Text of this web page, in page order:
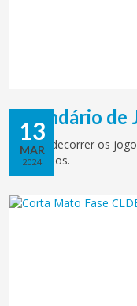
13
MAR
2024
Calendário de
Estão a decorrer os
os horários.